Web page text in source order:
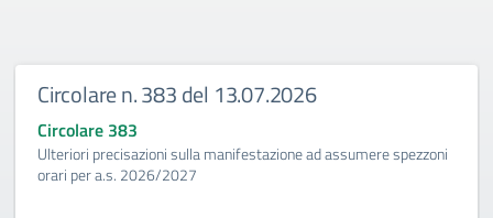
Circolare n. 383 del 13.07.2026
Circolare 383
Ulteriori precisazioni sulla manifestazione ad assumere spezzoni
orari per a.s. 2026/2027